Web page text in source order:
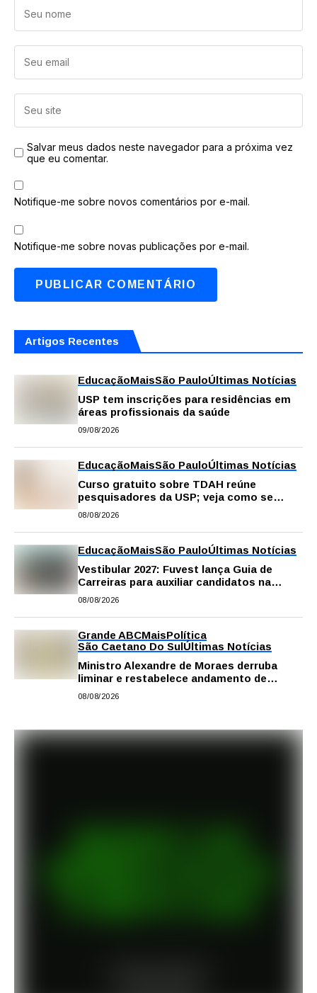
Salvar meus dados neste navegador para a próxima vez
que eu comentar.
Notifique-me sobre novos comentários por e-mail.
Notifique-me sobre novas publicações por e-mail.
Artigos Recentes
EducaçãoMaisSão PauloÚltimas Notícias
USP tem inscrições para residências em
áreas profissionais da saúde
09/08/2026
EducaçãoMaisSão PauloÚltimas Notícias
Curso gratuito sobre TDAH reúne
pesquisadores da USP; veja como se
inscrever
08/08/2026
EducaçãoMaisSão PauloÚltimas Notícias
Vestibular 2027: Fuvest lança Guia de
Carreiras para auxiliar candidatos na
escolha da profissão
08/08/2026
Grande ABCMaisPolítica
São Caetano Do SulÚltimas Notícias
Ministro Alexandre de Moraes derruba
liminar e restabelece andamento de
comissão processante contra vereador
08/08/2026